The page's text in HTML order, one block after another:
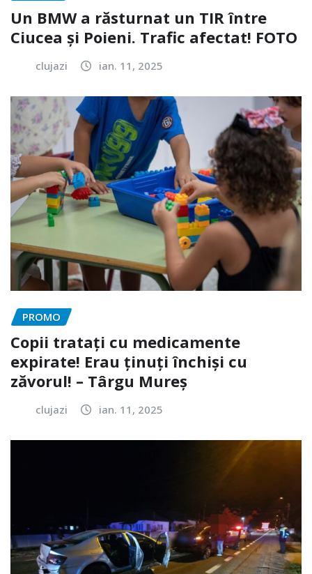
Un BMW a răsturnat un TIR între
Ciucea și Poieni. Trafic afectat! FOTO
clujazi ian. 11, 2025
PROMO
Copii tratați cu medicamente
expirate! Erau ținuți închiși cu
zăvorul! – Târgu Mureș
clujazi ian. 11, 2025